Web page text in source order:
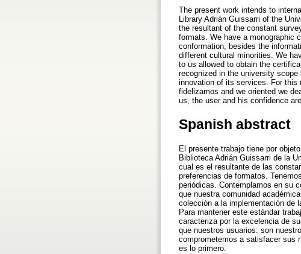
The present work intends to
Library Adrián Guissarri of the
the resultant of the constant
formats. We have a monographic
conformation, besides the
different cultural minorities. We
to us allowed to obtain the
recognized in the university
innovation of its services. For this
fidelizamos and we oriented we
us, the user and his confidence
Spanish abstract
El presente trabajo tiene por
Biblioteca Adrián Guissarri de la
cual es el resultante de las
preferencias de formatos.
periódicas. Contemplamos en su
que nuestra comunidad
colección a la implementación de
Para mantener este estándar
caracteriza por la excelencia de
que nuestros usuarios: son
comprometemos a satisfacer sus
es lo primero.